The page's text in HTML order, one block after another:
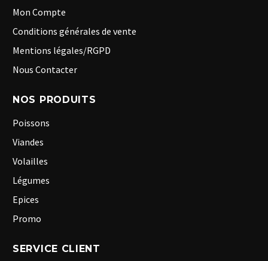
Mon Compte
Conditions générales de vente
Mentions légales/RGPD
Nous Contacter
NOS PRODUITS
Poissons
Viandes
Volailles
Légumes
Epices
Promo
SERVICE CLIENT